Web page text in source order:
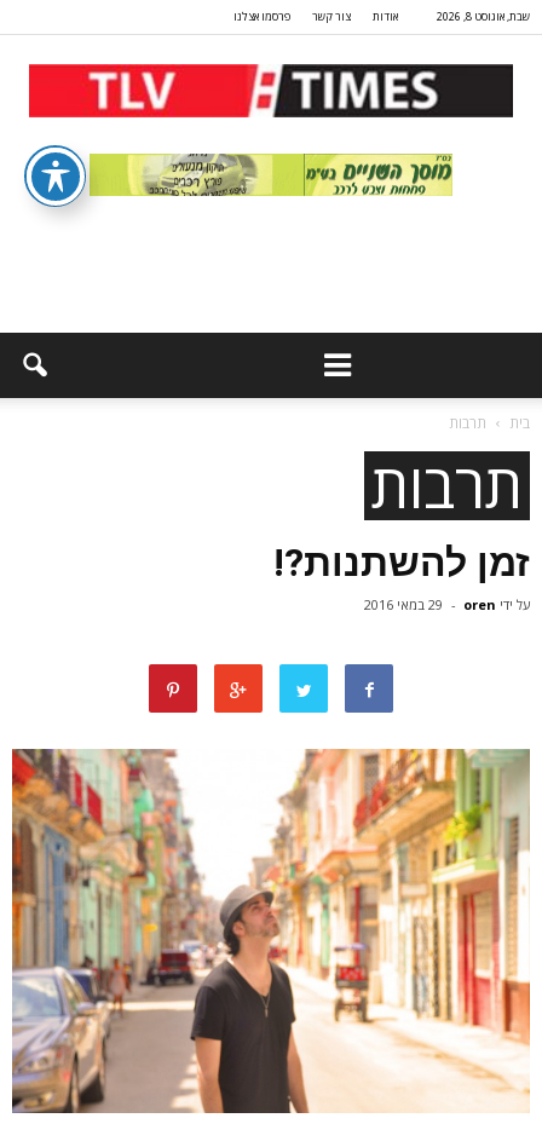
שבת, אוגוסט 8, 2026 אודות צור קשר פרסמו אצלנו
בית תרבות
תרבות
זמן להשתנות?!
על ידי oren
- 29 במאי 2016